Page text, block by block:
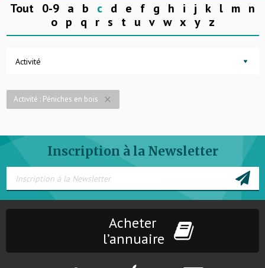
Tout 0-9 a b c d e f g h i j k l m n
o p q r s t u v w x y z
Activité
Activité : Péniches en bois close
Inscription à la Newsletter
Acheter
l’annuaire